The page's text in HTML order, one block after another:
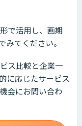
で活用し、画期
みてください。
ス比較と企業一
に応じたサービス
会にお問い合わ